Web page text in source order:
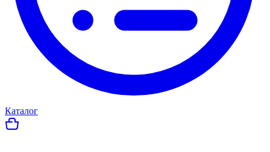
Каталог